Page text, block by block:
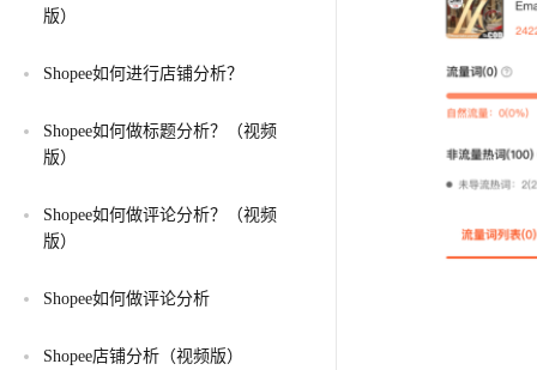
版）
Shopee如何进行店铺分析？
Shopee如何做标题分析？（视频
版）
Shopee如何做评论分析？（视频
版）
Shopee如何做评论分析
Shopee店铺分析（视频版）